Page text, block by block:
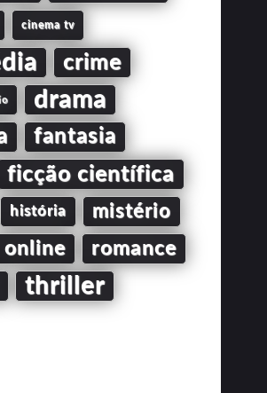
cinema tv
crime
drama
fantasia
ficção científica
história mistério
online romance
thriller